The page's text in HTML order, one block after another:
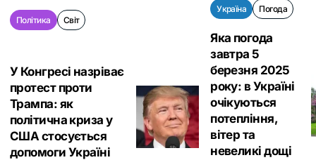
Політика Світ
У Конгресі назріває
протест проти
Трампа: як
політична криза у
США стосується
допомоги Україні
Україна Погода
Яка погода
завтра 5
березня 2025
року: в Україні
очікуються
потепління,
вітер та
невеликі дощі